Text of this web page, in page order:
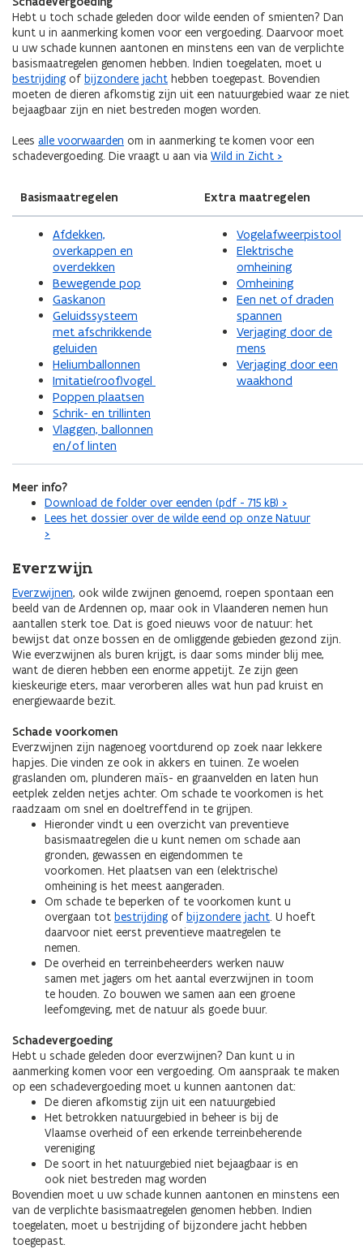
Hebt u toch schade geleden door wilde eenden of smienten? Dan
kunt u in aanmerking komen voor een vergoeding. Daarvoor moet
u uw schade kunnen aantonen en minstens een van de verplichte
basismaatregelen genomen hebben. Indien toegelaten, moet u
bestrijding of bijzondere jacht hebben toegepast. Bovendien
moeten de dieren afkomstig zijn uit een natuurgebied waar ze niet
bejaagbaar zijn en niet bestreden mogen worden.
Lees alle voorwaarden om in aanmerking te komen voor een
schadevergoeding. Die vraagt u aan via Wild in Zicht >
Basismaatregelen Extra maatregelen
Afdekken,
overkappen en
overdekken
Bewegende pop
Gaskanon
Geluidssysteem
met afschrikkende
geluiden
Heliumballonnen
Imitatie(roof)vogel
Poppen plaatsen
Schrik- en trillinten
Vlaggen, ballonnen
en/of linten
Vogelafweerpistool
Elektrische
omheining
Omheining
Een net of draden
spannen
Verjaging door de
mens
Verjaging door een
waakhond
Meer info?
Download de folder over eenden (pdf - 715 kB) >
Lees het dossier over de wilde eend op onze Natuur
>
Everzwijn
Everzwijnen, ook wilde zwijnen genoemd, roepen spontaan een
beeld van de Ardennen op, maar ook in Vlaanderen nemen hun
aantallen sterk toe. Dat is goed nieuws voor de natuur: het
bewijst dat onze bossen en de omliggende gebieden gezond zijn.
Wie everzwijnen als buren krijgt, is daar soms minder blij mee,
want de dieren hebben een enorme appetijt. Ze zijn geen
kieskeurige eters, maar verorberen alles wat hun pad kruist en
energiewaarde bezit.
Schade voorkomen
Everzwijnen zijn nagenoeg voortdurend op zoek naar lekkere
hapjes. Die vinden ze ook in akkers en tuinen. Ze woelen
graslanden om, plunderen maïs- en graanvelden en laten hun
eetplek zelden netjes achter. Om schade te voorkomen is het
raadzaam om snel en doeltreffend in te grijpen.
Hieronder vindt u een overzicht van preventieve
basismaatregelen die u kunt nemen om schade aan
gronden, gewassen en eigendommen te
voorkomen. Het plaatsen van een (elektrische)
omheining is het meest aangeraden.
Om schade te beperken of te voorkomen kunt u
overgaan tot bestrijding of bijzondere jacht. U hoeft
daarvoor niet eerst preventieve maatregelen te
nemen.
De overheid en terreinbeheerders werken nauw
samen met jagers om het aantal everzwijnen in toom
te houden. Zo bouwen we samen aan een groene
leefomgeving, met de natuur als goede buur.
Schadevergoeding
Hebt u schade geleden door everzwijnen? Dan kunt u in
aanmerking komen voor een vergoeding. Om aanspraak te maken
op een schadevergoeding moet u kunnen aantonen dat:
De dieren afkomstig zijn uit een natuurgebied
Het betrokken natuurgebied in beheer is bij de
Vlaamse overheid of een erkende terreinbeherende
vereniging
De soort in het natuurgebied niet bejaagbaar is en
ook niet bestreden mag worden
Bovendien moet u uw schade kunnen aantonen en minstens een
van de verplichte basismaatregelen genomen hebben. Indien
toegelaten, moet u bestrijding of bijzondere jacht hebben
toegepast.